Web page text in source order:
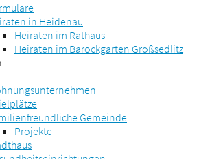
in Heidenau
Heiraten im Rathaus
Heiraten im Barockgarten Großsedlitz
Gemeinde
Projekte